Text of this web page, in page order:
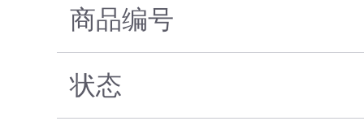
商品编号
状态